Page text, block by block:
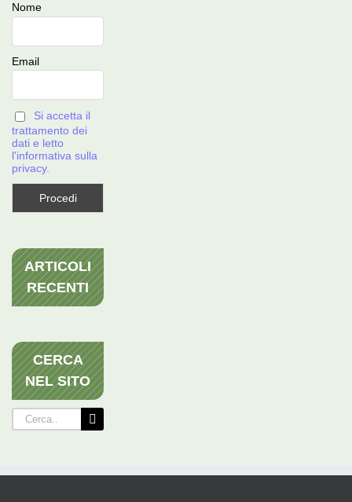
Nome
Email
Si accetta il
trattamento dei
dati e letto
l'informativa sulla
privacy.
ARTICOLI
RECENTI
CERCA
NEL SITO
Cerca
per: